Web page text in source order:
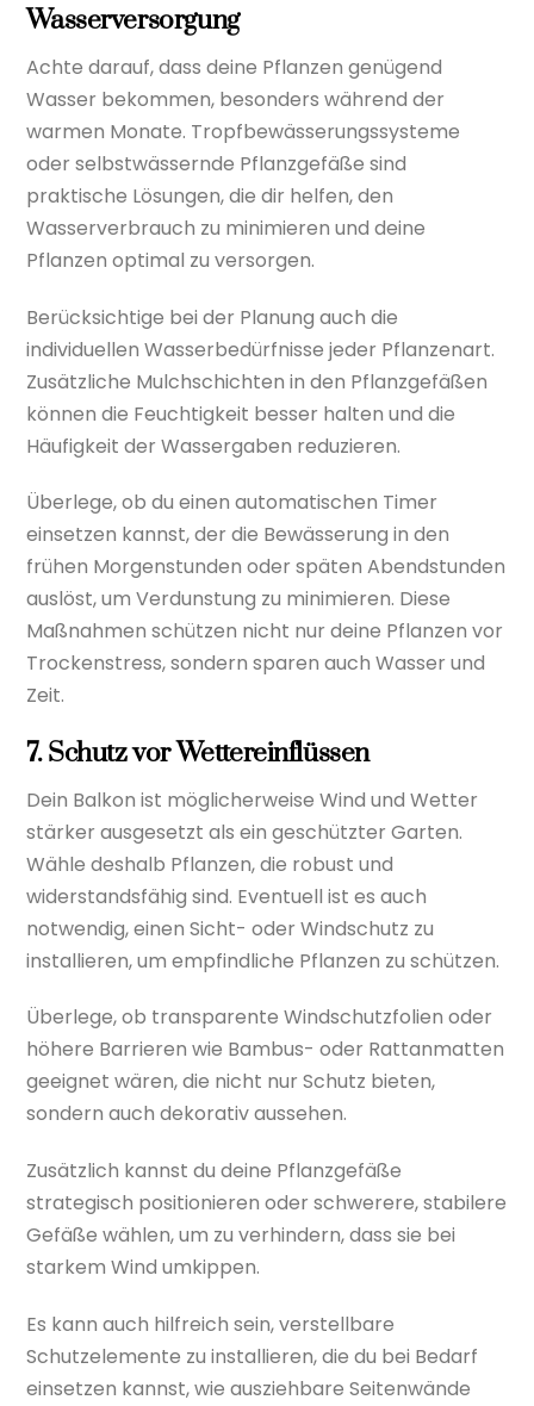
Wasserversorgung
Achte darauf, dass deine Pflanzen genügend
Wasser bekommen, besonders während der
warmen Monate. Tropfbewässerungssysteme
oder selbstwässernde Pflanzgefäße sind
praktische Lösungen, die dir helfen, den
Wasserverbrauch zu minimieren und deine
Pflanzen optimal zu versorgen.
Berücksichtige bei der Planung auch die
individuellen Wasserbedürfnisse jeder Pflanzenart.
Zusätzliche Mulchschichten in den Pflanzgefäßen
können die Feuchtigkeit besser halten und die
Häufigkeit der Wassergaben reduzieren.
Überlege, ob du einen automatischen Timer
einsetzen kannst, der die Bewässerung in den
frühen Morgenstunden oder späten Abendstunden
auslöst, um Verdunstung zu minimieren. Diese
Maßnahmen schützen nicht nur deine Pflanzen vor
Trockenstress, sondern sparen auch Wasser und
Zeit.
7. Schutz vor Wettereinflüssen
Dein Balkon ist möglicherweise Wind und Wetter
stärker ausgesetzt als ein geschützter Garten.
Wähle deshalb Pflanzen, die robust und
widerstandsfähig sind. Eventuell ist es auch
notwendig, einen Sicht- oder Windschutz zu
installieren, um empfindliche Pflanzen zu schützen.
Überlege, ob transparente Windschutzfolien oder
höhere Barrieren wie Bambus- oder Rattanmatten
geeignet wären, die nicht nur Schutz bieten,
sondern auch dekorativ aussehen.
Zusätzlich kannst du deine Pflanzgefäße
strategisch positionieren oder schwerere, stabilere
Gefäße wählen, um zu verhindern, dass sie bei
starkem Wind umkippen.
Es kann auch hilfreich sein, verstellbare
Schutzelemente zu installieren, die du bei Bedarf
einsetzen kannst, wie ausziehbare Seitenwände